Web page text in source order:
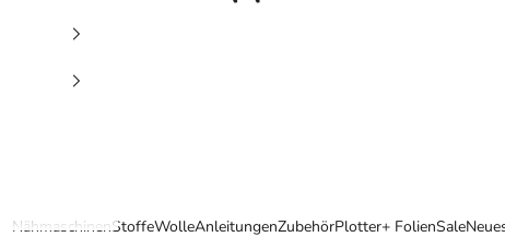
NähmaschinenStoffeWolleAnleitungenZubehörPlotter+ FolienSale